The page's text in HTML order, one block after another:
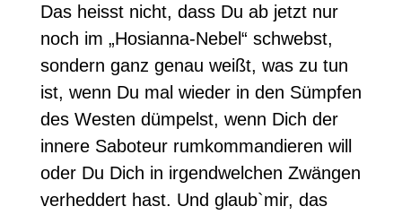
Das heisst nicht, dass Du ab jetzt nur
noch im „Hosianna-Nebel“ schwebst,
sondern ganz genau weißt, was zu tun
ist, wenn Du mal wieder in den Sümpfen
des Westen dümpelst, wenn Dich der
innere Saboteur rumkommandieren will
oder Du Dich in irgendwelchen Zwängen
verheddert hast. Und glaub`mir, das